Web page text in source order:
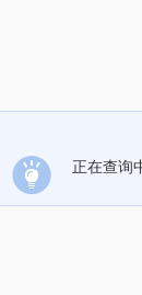
正在查询